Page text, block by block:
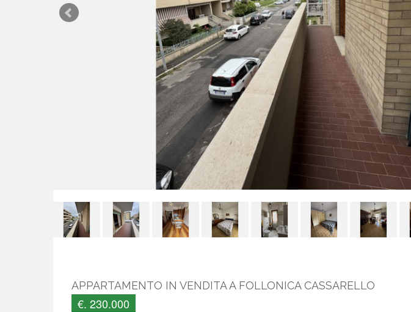
APPARTAMENTO IN VENDITA A FOLLONICA CASSARELLO
€. 230.000